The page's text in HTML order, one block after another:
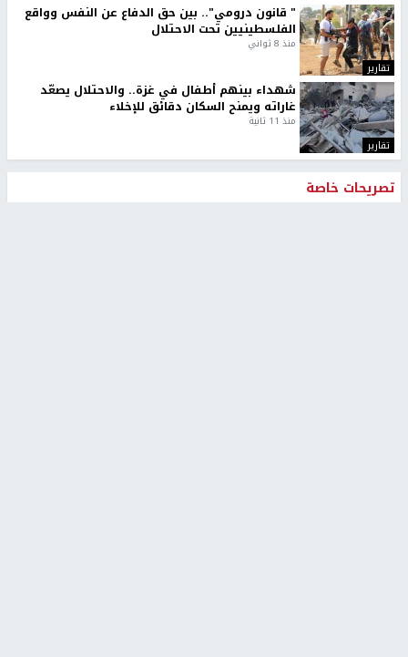
تقارير
" قانون درومي".. بين حق الدفاع عن النفس وواقع
الفلسطينيين تحت الاحتلال
منذ 8 ثواني
تقارير
شهداء بينهم أطفال في غزة.. والاحتلال يصعّد
غاراته ويمنح السكان دقائق للإخلاء
منذ 11 ثانية
تصريحات خاصة